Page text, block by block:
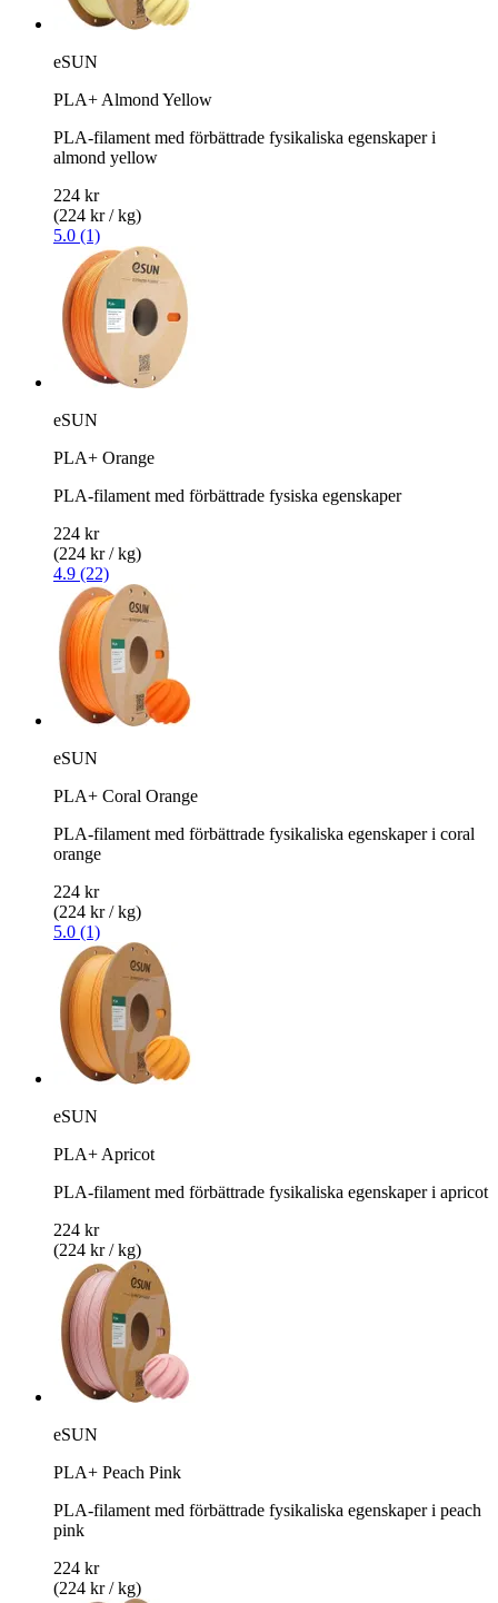
eSUN
PLA+ Almond Yellow
PLA-filament med förbättrade fysikaliska egenskaper i
almond yellow
224 kr
(224 kr / kg)
5.0 (1)
eSUN
PLA+ Orange
PLA-filament med förbättrade fysiska egenskaper
224 kr
(224 kr / kg)
4.9 (22)
eSUN
PLA+ Coral Orange
PLA-filament med förbättrade fysikaliska egenskaper i coral
orange
224 kr
(224 kr / kg)
5.0 (1)
eSUN
PLA+ Apricot
PLA-filament med förbättrade fysikaliska egenskaper i apricot
224 kr
(224 kr / kg)
eSUN
PLA+ Peach Pink
PLA-filament med förbättrade fysikaliska egenskaper i peach
pink
224 kr
(224 kr / kg)